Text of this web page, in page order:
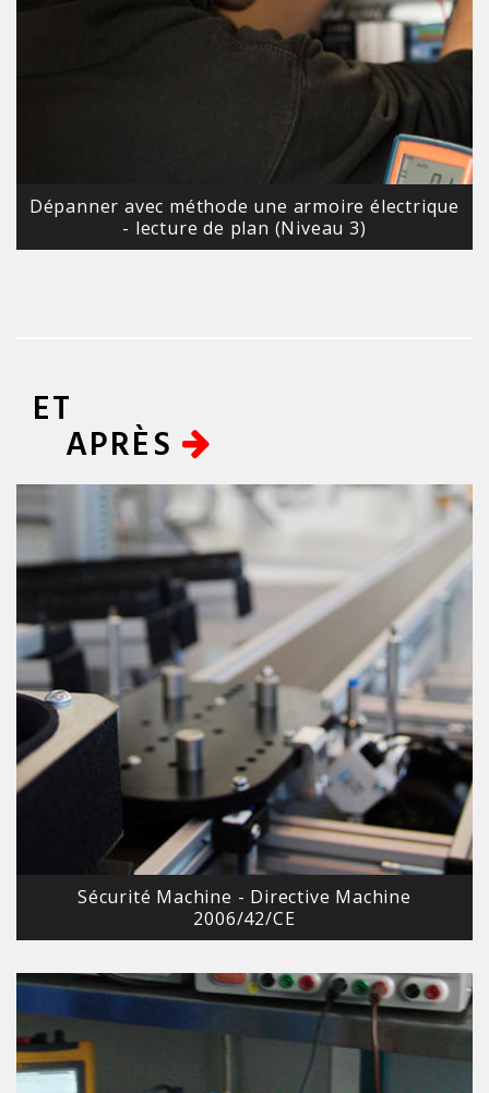
Dépanner avec méthode une armoire électrique
- lecture de plan (Niveau 3)
ET
APRÈS
Sécurité Machine - Directive Machine
2006/42/CE